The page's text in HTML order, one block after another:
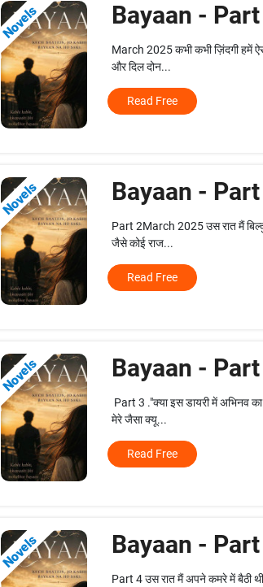
Novels Bayaan - Part
March 2025 कभी कभी ज़िंदगी हमें
और दिल दोन...
Read Free
Novels Bayaan -
Part 2March 2025 उस रात मैं बिल्कुल
जैसे कोई राज...
Read Free
Novels Bayaan -
Part 3 ."क्या इस डायरी में अभिनव का
मेरे जैसा क्यू...
Read Free
Novels Bayaan -
Part 4 उस रात मैं अपने कमरे में बैठी